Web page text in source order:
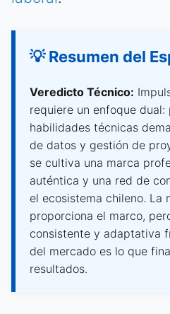
💡 Resumen del
Veredicto Técnico:
requiere un enfoque
habilidades técnicas
de datos y gestión de
se cultiva una marca
auténtica y una red de
el ecosistema chileno. La
proporciona el marco,
consistente y adaptativa
del mercado es lo que
resultados.